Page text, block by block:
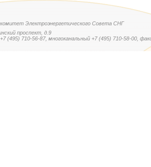
Электроэнергетического Совета СНГ
проспект, д.9
(495) 710-56-87, многоканальный +7 (495) 710-58-00,